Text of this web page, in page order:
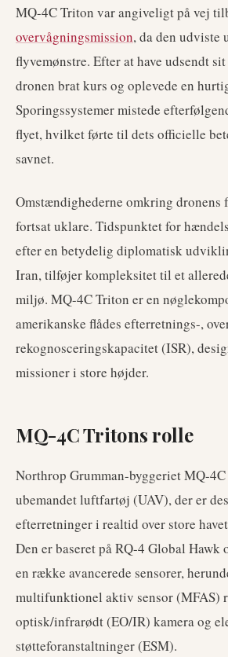
MQ-4C Triton var angiveligt på vej
overvågningsmission, da den udviste
flyvemønstre. Efter at have udsendt
dronen brat kurs og oplevede en
Sporingssystemer mistede
flyet, hvilket førte til dets officielle
savnet.
Omstændighederne omkring dronens
fortsat uklare. Tidspunktet for
efter en betydelig diplomatisk
Iran, tilføjer kompleksitet til et
miljø. MQ-4C Triton er en
amerikanske flådes efterretnings-,
rekognosceringskapacitet (ISR),
missioner i store højder.
MQ-4C Tritons rolle
Northrop Grumman-byggeriet MQ-
ubemandet luftfartøj (UAV), der er
efterretninger i realtid over store
Den er baseret på RQ-4 Global Hawk
en række avancerede sensorer,
multifunktionel aktiv sensor (MFAS)
optisk/infrarødt (EO/IR) kamera og
støtteforanstaltninger (ESM).